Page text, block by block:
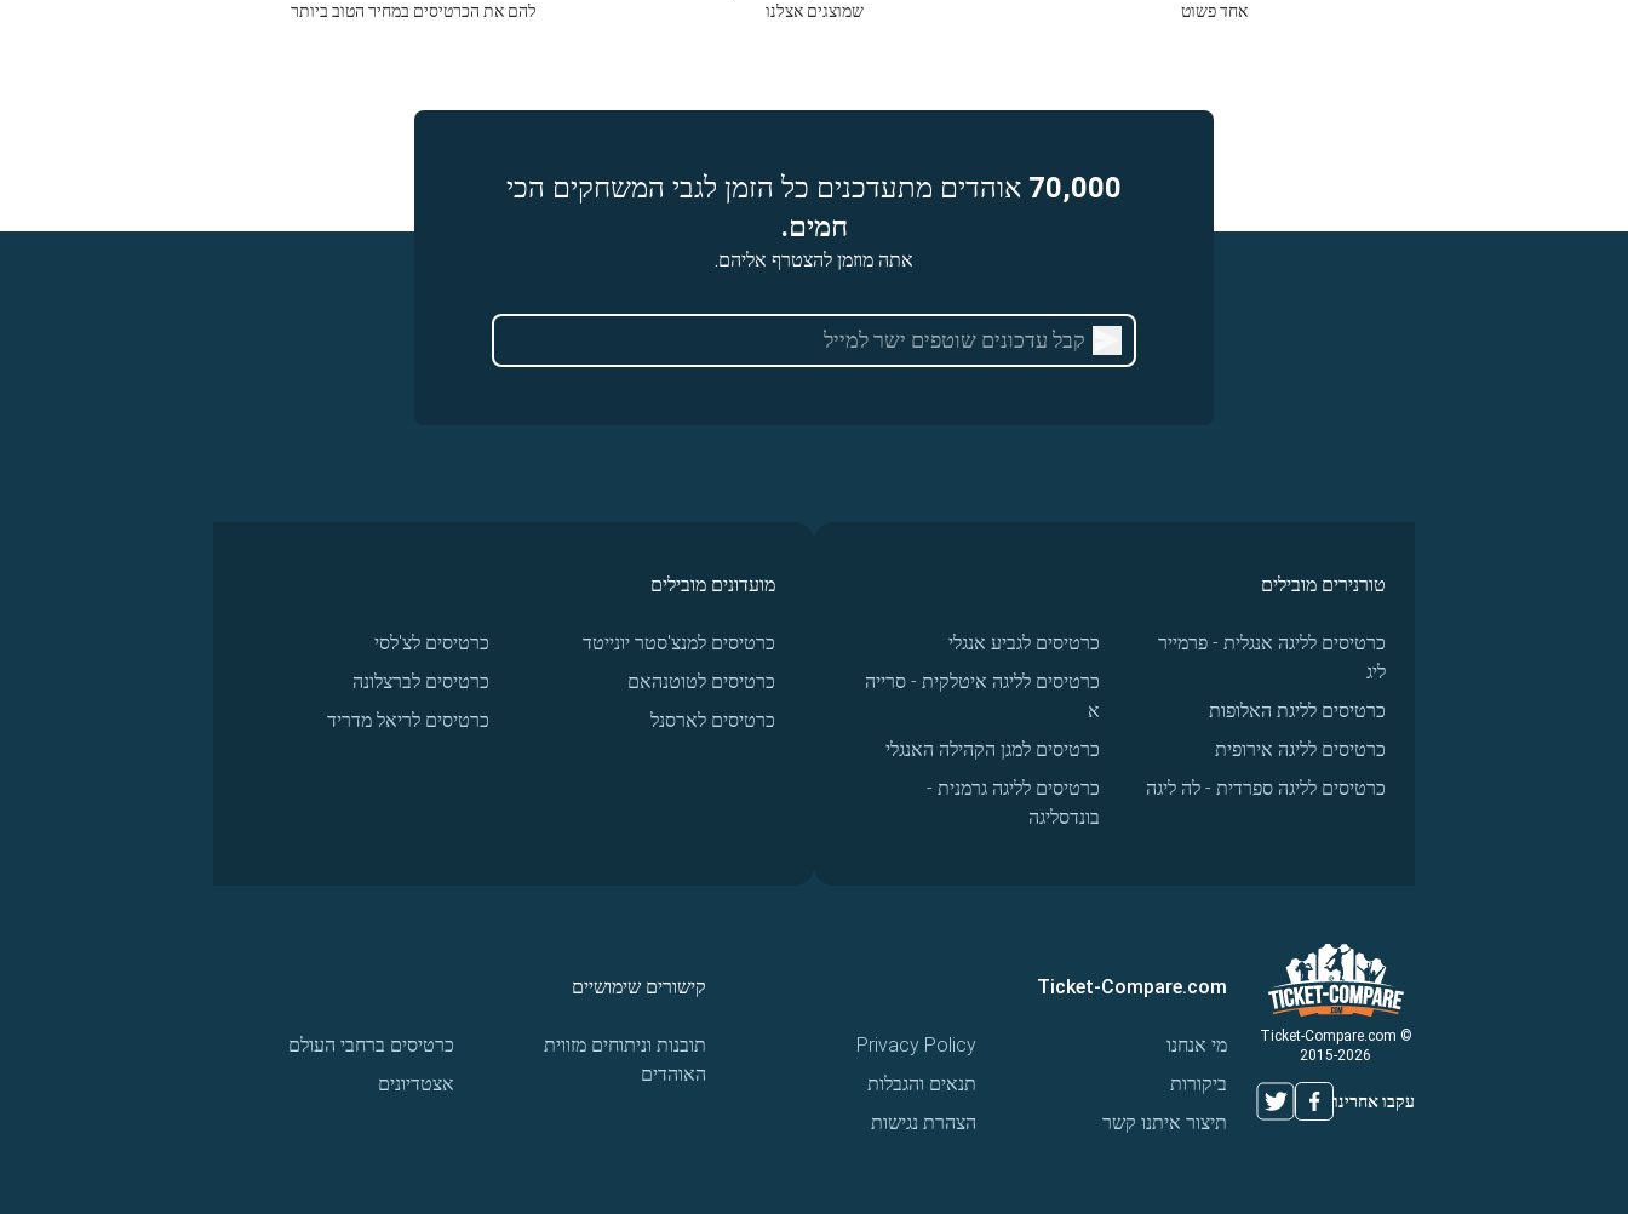
שמוצגים אצלנו
אחד פשוט
להם את הכרטיסים במחיר הטוב ביותר
70,000 אוהדים מתעדכנים כל הזמן לגבי המשחקים הכי
חמים.
אתה מוזמן להצטרף אליהם.
טורנירים מובילים
כרטיסים לליגה אנגלית - פרמייר
ליג
כרטיסים לליגת האלופות
כרטיסים לליגה אירופית
כרטיסים לליגה ספרדית - לה ליגה
כרטיסים לגביע אנגלי
כרטיסים לליגה איטלקית - סרייה
א
כרטיסים למגן הקהילה האנגלי
כרטיסים לליגה גרמנית -
בונדסליגה
מועדונים מובילים
כרטיסים למנצ'סטר יונייטד
כרטיסים לטוטנהאם
כרטיסים לארסנל
כרטיסים לצ'לסי
כרטיסים לברצלונה
כרטיסים לריאל מדריד
© Ticket-Compare.com
2015-2026
עקבו אחרינו
Ticket-Compare.com
מי אנחנו
ביקורות
תיצור איתנו קשר
Privacy Policy
תנאים והגבלות
הצהרת נגישות
קישורים שימושיים
תובנות וניתוחים מזווית
האוהדים
כרטיסים ברחבי העולם
אצטדיונים